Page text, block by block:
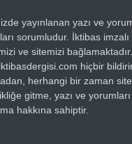
yayınlanan yazı ve
sorumludur. İktibas imzalı
ve sitemizi bağlamaktadır.
hiçbir
herhangi bir zaman
gitme, yazı ve yorumları
hakkına sahiptir.